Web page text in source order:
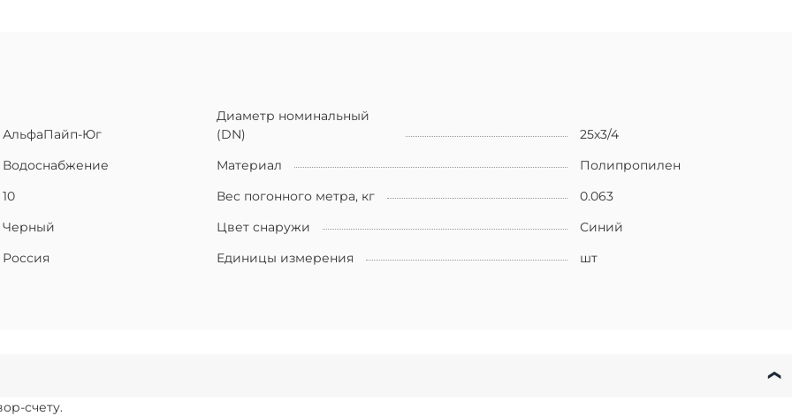
АльфаПайп-Юг
Диаметр номинальный
(DN)
25х3/4
Водоснабжение Материал
Полипропилен
10 Вес погонного метра, кг
0.063
Черный Цвет снаружи
Синий
Россия Единицы измерения шт
счету.